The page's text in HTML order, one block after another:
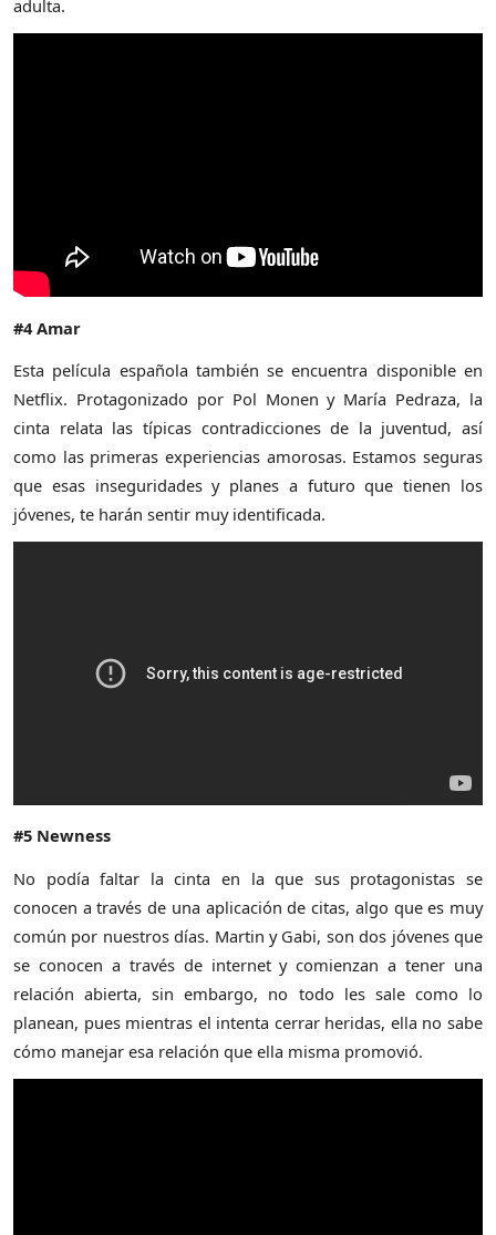
adulta.
#4 Amar
Esta película española también se encuentra disponible en
Netflix. Protagonizado por Pol Monen y María Pedraza, la
cinta relata las típicas contradicciones de la juventud, así
como las primeras experiencias amorosas. Estamos seguras
que esas inseguridades y planes a futuro que tienen los
jóvenes, te harán sentir muy identificada.
#5 Newness
No podía faltar la cinta en la que sus protagonistas se
conocen a través de una aplicación de citas, algo que es muy
común por nuestros días. Martin y Gabi, son dos jóvenes que
se conocen a través de internet y comienzan a tener una
relación abierta, sin embargo, no todo les sale como lo
planean, pues mientras el intenta cerrar heridas, ella no sabe
cómo manejar esa relación que ella misma promovió.